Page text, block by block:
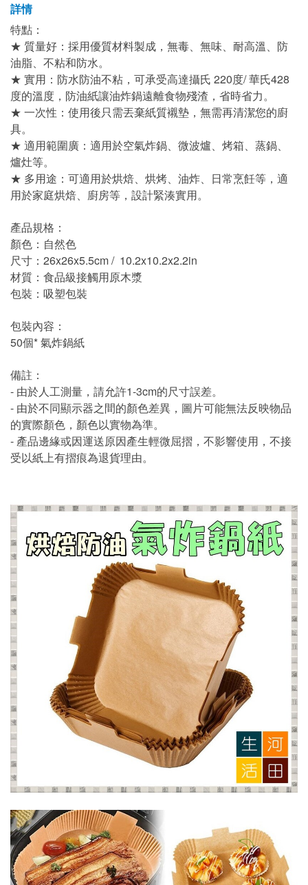
詳情
特點：
★ 質量好：採用優質材料製成，無毒、無味、耐高溫、防
油脂、不粘和防水。
★ 實用：防水防油不粘，可承受高達攝氏 220度/ 華氏428
度的溫度，防油紙讓油炸鍋遠離食物殘渣，省時省力。
★ 一次性：使用後只需丟棄紙質襯墊，無需再清潔您的廚
具。
★ 適用範圍廣：適用於空氣炸鍋、微波爐、烤箱、蒸鍋、
爐灶等。
★ 多用途：可適用於烘焙、烘烤、油炸、日常烹飪等，適
用於家庭烘焙、廚房等，設計緊湊實用。
產品規格：
顏色：自然色
尺寸：26x26x5.5cm / 10.2x10.2x2.2in
材質：食品級接觸用原木漿
包裝：吸塑包裝
包裝內容：
50個* 氣炸鍋紙
備註：
- 由於人工測量，請允許1-3cm的尺寸誤差。
- 由於不同顯示器之間的顏色差異，圖片可能無法反映物品
的實際顏色，顏色以實物為準。
- 產品邊緣或因運送原因產生輕微屈摺，不影響使用，不接
受以紙上有摺痕為退貨理由。